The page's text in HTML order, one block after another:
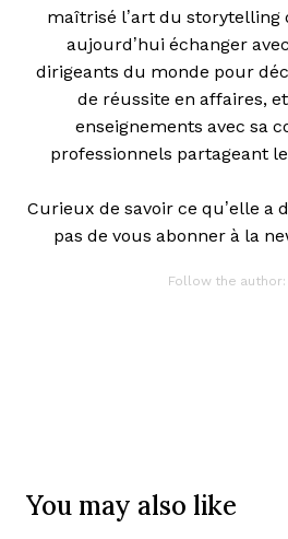
maîtrisé l’art du storytelling
aujourd’hui échanger
dirigeants du monde pour
de réussite en affaires,
enseignements avec sa
professionnels partageant
Curieux de savoir ce qu’elle a
pas de vous abonner à la
Follow the author:
You may also like